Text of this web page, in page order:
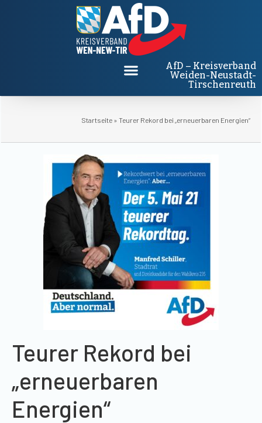
AfD – Kreisverband
Weiden-Neustadt-
Tirschenreuth
Startseite » Teurer Rekord bei „erneuerbaren Energien“
Teurer Rekord bei
„erneuerbaren
Energien“